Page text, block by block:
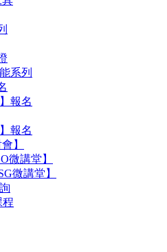
系列
報名
報名
】
微講堂】
微講堂】
程